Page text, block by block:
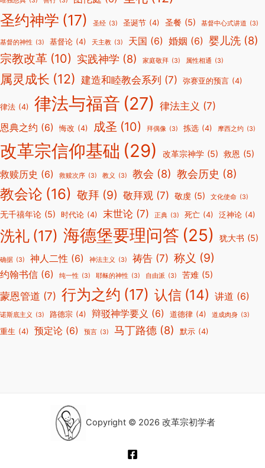
圣约神学 (17) 圣经 (3) 圣诞节 (4) 圣餐 (5) 基督中心式讲道 (3)
基督的神性 (3) 基督论 (4) 天主教 (3) 天国 (6) 婚姻 (6) 婴儿洗 (8)
宗教改革 (10) 实践神学 (8) 家庭敬拜 (3) 属性相通 (3)
属灵成长 (12) 建造和睦教会系列 (7) 弥赛亚的预言 (4)
律法 (4) 律法与福音 (27) 律法主义 (7)
恩典之约 (6) 悔改 (4) 成圣 (10) 拜偶像 (3) 拣选 (4) 摩西之约 (3)
改革宗信仰基础 (29) 改革宗神学 (5) 救恩 (5)
救赎历史 (6) 救赎次序 (3) 教义 (3) 教会 (8) 教会历史 (8)
教会论 (16) 敬拜 (9) 敬拜观 (7) 敬虔 (5) 文化使命 (3)
无千禧年论 (5) 时代论 (4) 末世论 (7) 正典 (3) 死亡 (4) 泛神论 (4)
洗礼 (17) 海德堡要理问答 (25) 犹大书 (5)
确据 (3) 神人二性 (6) 神法主义 (3) 祷告 (7) 称义 (9)
约翰书信 (6) 纯一性 (3) 耶稣的神性 (3) 自由派 (3) 苦难 (5)
蒙恩管道 (7) 行为之约 (17) 认信 (14) 讲道 (6)
诺斯底主义 (3) 路德宗 (4) 辩驳神学要义 (6) 道德律 (4) 道成肉身 (3)
重生 (4) 预定论 (6) 预言 (3) 马丁路德 (8) 默示 (4)
Copyright © 2026 改革宗初学者